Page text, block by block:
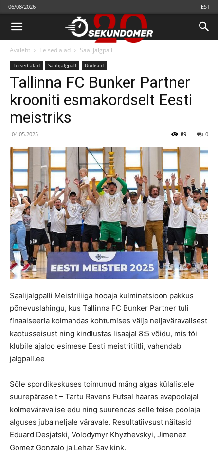
06/08/2026 EST
Avaleht Teised alad Saalijalgpall
Teised alad Saalijalgpall Uudised
Tallinna FC Bunker Partner
krooniti esmakordselt Eesti
meistriks
04.05.2025 0
89
Saalijalgpalli Meistriliiga hooaja kulminatsioon pakkus
põnevuslahingu, kus Tallinna FC Bunker Partner tuli
finaalseeria kolmandas kohtumises välja neljaväravalisest
kaotusseisust ning kindlustas lisaajal 8:5 võidu, mis tõi
klubile ajaloo esimese Eesti meistritiitli, vahendab
jalgpall.ee
Sõle spordikeskuses toimunud mäng algas külalistele
suurepäraselt – Tartu Ravens Futsal haaras avapoolajal
kolmeväravalise edu ning suurendas selle teise poolaja
alguses juba neljale väravale. Resultatiivsust näitasid
Eduard Desjatski, Volodymyr Khyzhevskyi, Jimenez
Gomez Gonzalo ja Lehar Savikink.